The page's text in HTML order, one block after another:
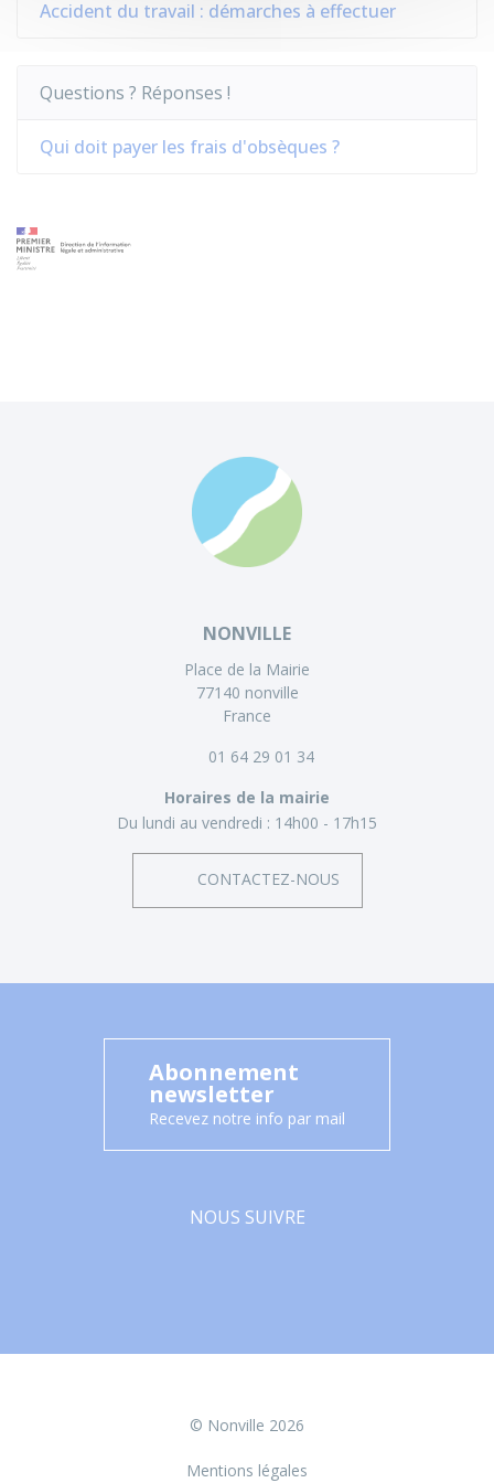
Accident du travail : démarches à effectuer
Questions ? Réponses !
Qui doit payer les frais d'obsèques ?
NONVILLE
Place de la Mairie
77140 nonville
France
01 64 29 01 34
Horaires de la mairie
Du lundi au vendredi : 14h00 - 17h15
CONTACTEZ-NOUS
Abonnement
newsletter
Recevez notre info par mail
NOUS SUIVRE
© Nonville 2026
Mentions légales